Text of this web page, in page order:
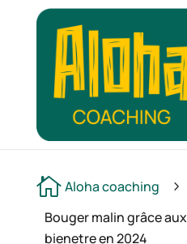
 Aloha coaching 5
Bouger malin grâce
bienetre en 2024